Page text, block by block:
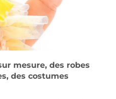
mesure, des robes
des costumes